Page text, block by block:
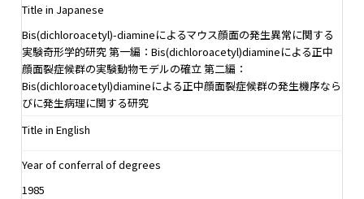
Title in Japanese
Bis(dichloroacetyl)-diamineによるマウス顔面の発生異常に関する
実験奇形学的研究 第一編：Bis(dichloroacetyl)diamineによる正中
顔面裂症候群の実験動物モデルの確立 第二編：
Bis(dichloroacetyl)diamineによる正中顔面裂症候群の発生機序なら
びに発生病理に関する研究
Title in English
Year of conferral of degrees
1985